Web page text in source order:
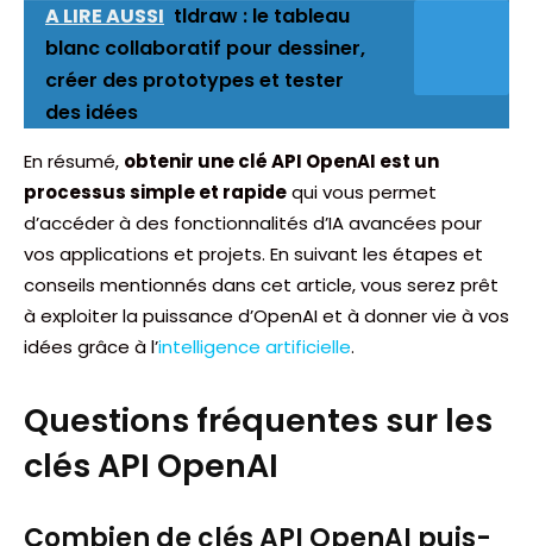
A LIRE AUSSI tldraw : le tableau
blanc collaboratif pour dessiner,
créer des prototypes et tester
des idées
En résumé, obtenir une clé API OpenAI est un
processus simple et rapidequi vous permet
d’accéder à des fonctionnalités d’IA avancées pour
vos applications et projets. En suivant les étapes et
conseils mentionnés dans cet article, vous serez prêt
à exploiter la puissance d’OpenAI et à donner vie à vos
idées grâce à l’intelligence artificielle.
Questions fréquentes sur les
clés API OpenAI
Combien de clés API OpenAI puis-